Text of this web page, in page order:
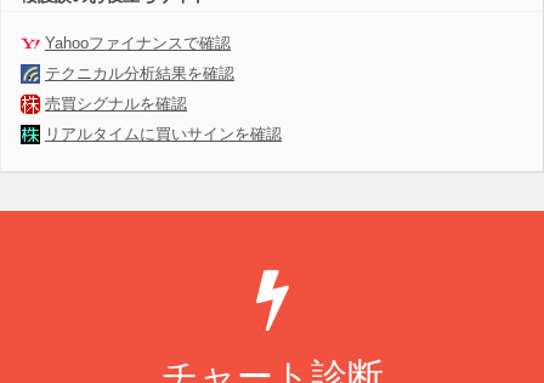
Yahooファイナンスで確認
テクニカル分析結果を確認
売買シグナルを確認
リアルタイムに買いサインを確認